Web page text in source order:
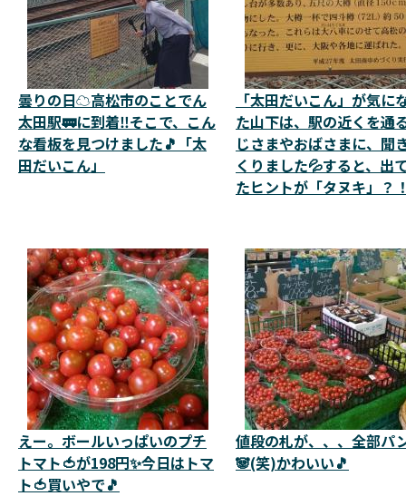
曇りの日☁️高松市のことでん
太田駅🚃に到着‼️そこで、こん
な看板を見つけました🎵「太
田だいこん」
「太田だいこん」が気に
た山下は、駅の近くを通
じさまやおばさまに、聞
くりました💦すると、出
たヒントが「タヌキ」？
えー。ボールいっぱいのプチ
トマト🍅が198円✨今日はトマ
ト🍅買いやで🎵
値段の札が、、、全部パ
🐼(笑)かわいい🎵